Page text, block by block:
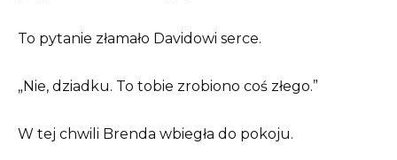
To pytanie złamało Davidowi serce.
„Nie, dziadku. To tobie zrobiono coś złego.”
W tej chwili Brenda wbiegła do pokoju.